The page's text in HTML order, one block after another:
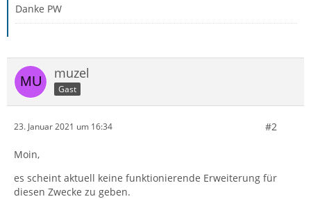
Danke PW
muzel
Gast
23. Januar 2021 um 16:34 #2
Moin,
es scheint aktuell keine funktionierende Erweiterung für
diesen Zwecke zu geben.